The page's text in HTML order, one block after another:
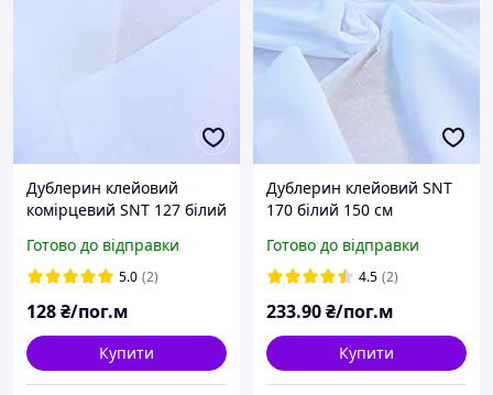
Дублерин клейовий
комірцевий SNT 127 білий
Готово до відправки
5.0 (2)
128₴/пог.м
Купити
Дублерин клейовий SNT
170 білий 150 см
Готово до відправки
4.5 (2)
233.90₴/пог.м
Купити